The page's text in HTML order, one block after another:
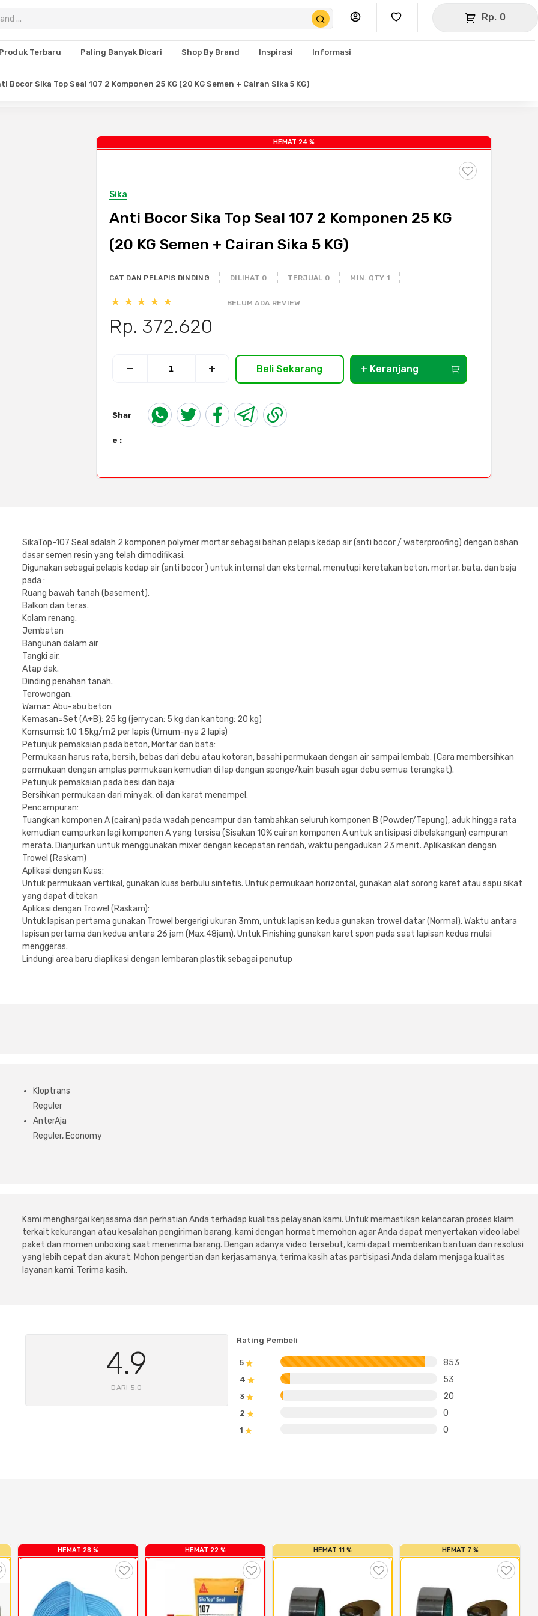
Rp. 0
Produk Terbaru Paling Banyak Dicari Shop By Brand Inspirasi Informasi
Bocor Sika Top Seal 107 2 Komponen 25 KG (20 KG Semen + Cairan Sika 5 KG)
HEMAT 24 %
Sika
Anti Bocor Sika Top Seal 107 2 Komponen 25 KG
(20 KG Semen + Cairan Sika 5 KG)
CAT DAN PELAPIS DINDING DILIHAT 0 TERJUAL 0 MIN. QTY 1
BELUM ADA REVIEW
Rp. 372.620
Beli Sekarang + Keranjang
Shar
e :
SikaTop-107 Seal adalah 2 komponen polymer mortar sebagai bahan pelapis kedap air (anti bocor / waterproofing) dengan bahan
dasar semen resin yang telah dimodifikasi.
Digunakan sebagai pelapis kedap air (anti bocor ) untuk internal dan eksternal, menutupi keretakan beton, mortar, bata, dan baja
pada :
Ruang bawah tanah (basement).
Balkon dan teras.
Kolam renang.
Jembatan
Bangunan dalam air
Tangki air.
Atap dak.
Dinding penahan tanah.
Terowongan.
Warna= Abu-abu beton
Kemasan=Set (A+B): 25 kg (jerrycan: 5 kg dan kantong: 20 kg)
Komsumsi: 1.0 1.5kg/m2 per lapis (Umum-nya 2 lapis)
Petunjuk pemakaian pada beton, Mortar dan bata:
Permukaan harus rata, bersih, bebas dari debu atau kotoran, basahi permukaan dengan air sampai lembab. (Cara membersihkan
permukaan dengan amplas permukaan kemudian di lap dengan sponge/kain basah agar debu semua terangkat).
Petunjuk pemakaian pada besi dan baja:
Bersihkan permukaan dari minyak, oli dan karat menempel.
Pencampuran:
Tuangkan komponen A (cairan) pada wadah pencampur dan tambahkan seluruh komponen B (Powder/Tepung), aduk hingga rata
kemudian campurkan lagi komponen A yang tersisa (Sisakan 10% cairan komponen A untuk antisipasi dibelakangan) campuran
merata. Dianjurkan untuk menggunakan mixer dengan kecepatan rendah, waktu pengadukan 23 menit. Aplikasikan dengan
Trowel (Raskam)
Aplikasi dengan Kuas:
Untuk permukaan vertikal, gunakan kuas berbulu sintetis. Untuk permukaan horizontal, gunakan alat sorong karet atau sapu sikat
yang dapat ditekan
Aplikasi dengan Trowel (Raskam):
Untuk lapisan pertama gunakan Trowel bergerigi ukuran 3mm, untuk lapisan kedua gunakan trowel datar (Normal). Waktu antara
lapisan pertama dan kedua antara 26 jam (Max.48jam). Untuk Finishing gunakan karet spon pada saat lapisan kedua mulai
menggeras.
Lindungi area baru diaplikasi dengan lembaran plastik sebagai penutup
Kloptrans
Reguler
AnterAja
Reguler, Economy
Kami menghargai kerjasama dan perhatian Anda terhadap kualitas pelayanan kami. Untuk memastikan kelancaran proses klaim
terkait kekurangan atau kesalahan pengiriman barang, kami dengan hormat memohon agar Anda dapat menyertakan video label
paket dan momen unboxing saat menerima barang. Dengan adanya video tersebut, kami dapat memberikan bantuan dan resolusi
yang lebih cepat dan akurat. Mohon pengertian dan kerjasamanya, terima kasih atas partisipasi Anda dalam menjaga kualitas
layanan kami. Terima kasih.
4.9
DARI 5.0
Rating Pembeli
5 853
4 53
3 20
2 0
1 0
HEMAT 28 % HEMAT 22 % HEMAT 11 % HEMAT 7 %